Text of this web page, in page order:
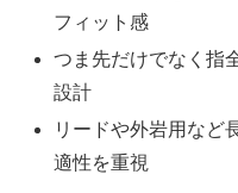
フィット感
つま先だけでなく指
設計
リードや外岩用など
適性を重視